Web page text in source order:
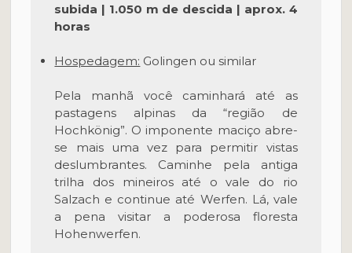
subida | 1.050 m de descida | aprox. 4
horas
Hospedagem: Golingen ou similar
Pela manhã você caminhará até as
pastagens alpinas da “região de
Hochkönig”. O imponente maciço abre-
se mais uma vez para permitir vistas
deslumbrantes. Caminhe pela antiga
trilha dos mineiros até o vale do rio
Salzach e continue até Werfen. Lá, vale
a pena visitar a poderosa floresta
Hohenwerfen.